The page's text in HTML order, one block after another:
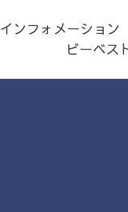
インフォメーション
ビーベス